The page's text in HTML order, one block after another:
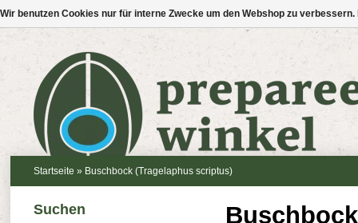
Startseite » Buschbock (Tragelaphus scriptus)
Suchen
Wir benutzen Cookies nur für interne Zwecke um den Webshop zu